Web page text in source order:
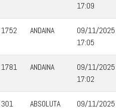
17:09
1752 ANDAINA
09/11/2025
17:05
1781 ANDAINA
09/11/2025
17:02
301 ABSOLUTA
09/11/2025